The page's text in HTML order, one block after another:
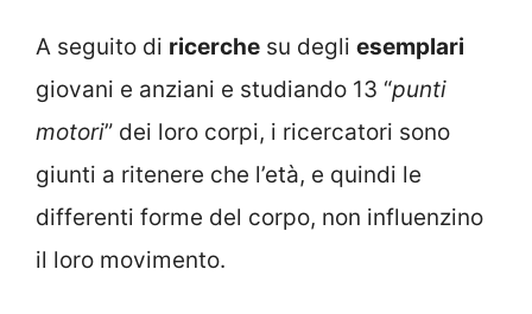
A seguito di ricerche su degli esemplari
giovani e anziani e studiando 13 “punti
motori” dei loro corpi, i ricercatori sono
giunti a ritenere che l’età, e quindi le
differenti forme del corpo, non influenzino
il loro movimento.